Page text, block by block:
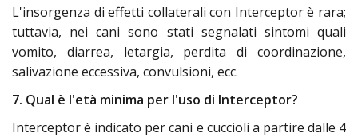
L'insorgenza di effetti collaterali con Interceptor è rara;
tuttavia, nei cani sono stati segnalati sintomi quali
vomito, diarrea, letargia, perdita di coordinazione,
salivazione eccessiva, convulsioni, ecc.
7. Qual è l'età minima per l'uso di Interceptor?
Interceptor è indicato per cani e cuccioli a partire dalle 4